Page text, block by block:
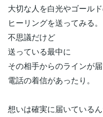
大切な人を白光やゴール
ヒーリングを送ってみる。
不思議だけど
送っている最中に
その相手からのラインが
電話の着信があったり。
想いは確実に届いている